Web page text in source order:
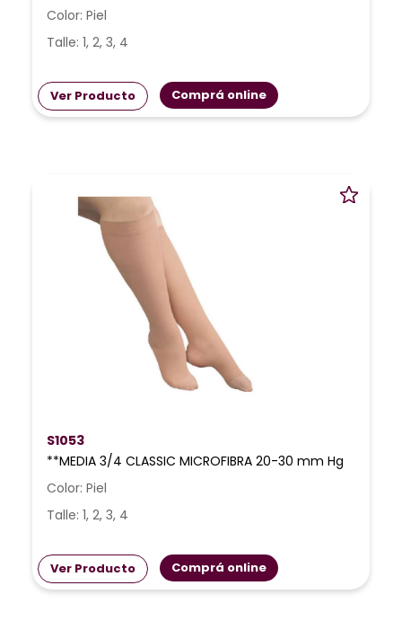
Color: Piel
Talle: 1, 2, 3, 4
Ver Producto Comprá online
S1053
**MEDIA 3/4 CLASSIC MICROFIBRA 20-30 mm Hg
Color: Piel
Talle: 1, 2, 3, 4
Ver Producto Comprá online